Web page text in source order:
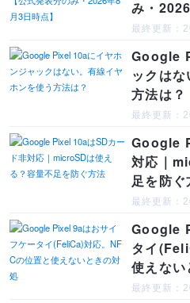
み・
最終更新：
Google
ックは
方法は？
最終更新：
Google
対応｜
足を防ぐ
最終更新：
Google
タイ
使えない
最終更新：